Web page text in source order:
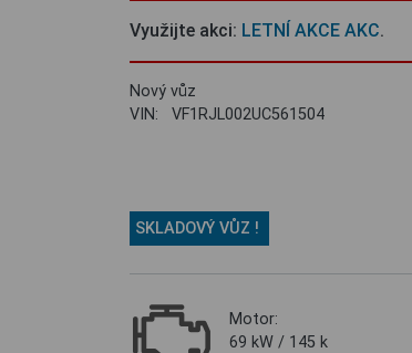
Využijte akci: LETNÍ AKCE AKC.
Nový vůz
VIN: VF1RJL002UC561504
SKLADOVÝ VŮZ !
Motor:
69 kW / 145 k